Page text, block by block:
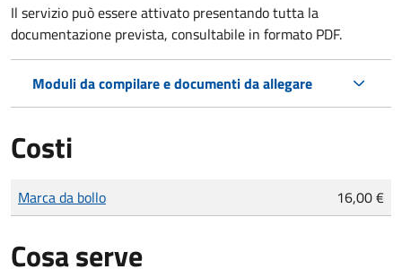
Il servizio può essere attivato presentando tutta la
documentazione prevista, consultabile in formato PDF.
Moduli da compilare e documenti da allegare
Costi
Tipo di pagamento
Importo
Marca da bollo 16,00 €
Cosa serve